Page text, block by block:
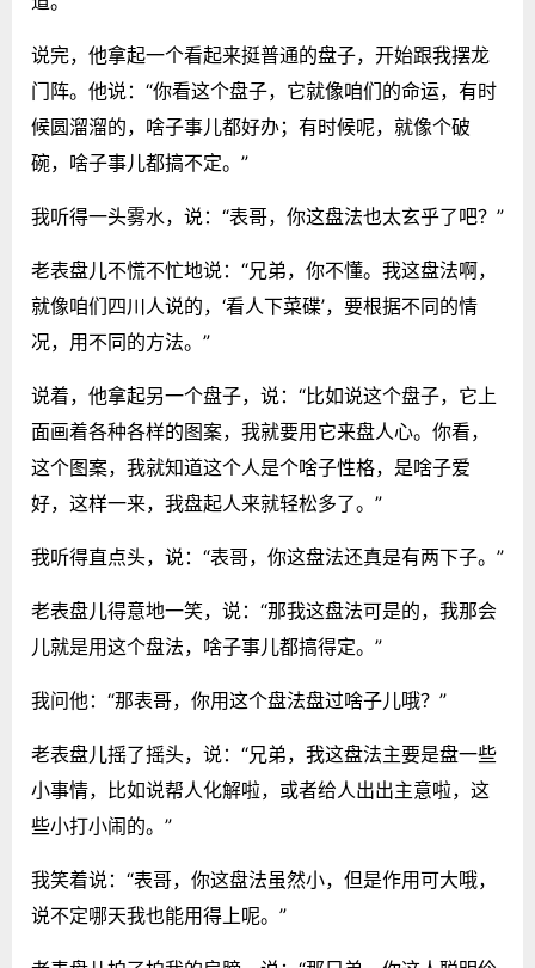
说完，他拿起一个看起来挺普通的盘子，开始跟我摆龙
门阵。他说：“你看这个盘子，它就像咱们的命运，有时
候圆溜溜的，啥子事儿都好办；有时候呢，就像个破
碗，啥子事儿都搞不定。”
我听得一头雾水，说：“表哥，你这盘法也太玄乎了吧？”
老表盘儿不慌不忙地说：“兄弟，你不懂。我这盘法啊，
就像咱们四川人说的，‘看人下菜碟’，要根据不同的情
况，用不同的方法。”
说着，他拿起另一个盘子，说：“比如说这个盘子，它上
面画着各种各样的图案，我就要用它来盘人心。你看，
这个图案，我就知道这个人是个啥子性格，是啥子爱
好，这样一来，我盘起人来就轻松多了。”
我听得直点头，说：“表哥，你这盘法还真是有两下子。”
老表盘儿得意地一笑，说：“那我这盘法可是的，我那会
儿就是用这个盘法，啥子事儿都搞得定。”
我问他：“那表哥，你用这个盘法盘过啥子儿哦？”
老表盘儿摇了摇头，说：“兄弟，我这盘法主要是盘一些
小事情，比如说帮人化解啦，或者给人出出主意啦，这
些小打小闹的。”
我笑着说：“表哥，你这盘法虽然小，但是作用可大哦，
说不定哪天我也能用得上呢。”